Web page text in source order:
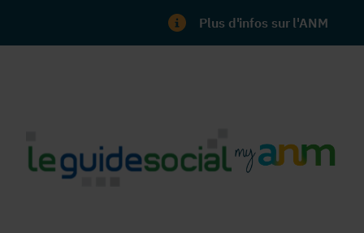
Plus d'infos sur l'ANM